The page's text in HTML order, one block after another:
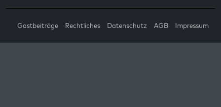
Gastbeiträge Rechtliches Datenschutz AGB Impressum